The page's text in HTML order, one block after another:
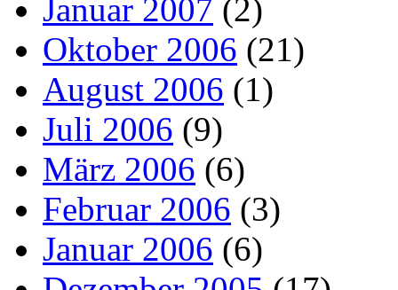
Januar 2007 (2)
Oktober 2006 (21)
August 2006 (1)
Juli 2006 (9)
März 2006 (6)
Februar 2006 (3)
Januar 2006 (6)